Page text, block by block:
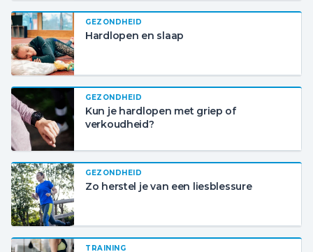
GEZONDHEID
Hardlopen en slaap
GEZONDHEID
Kun je hardlopen met griep of
verkoudheid?
GEZONDHEID
Zo herstel je van een liesblessure
TRAINING